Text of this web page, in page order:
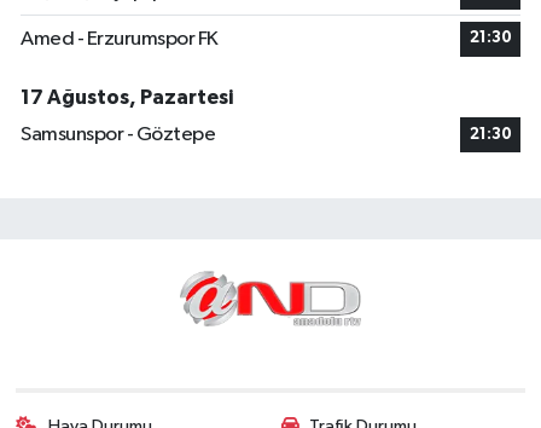
Amed - Erzurumspor FK 21:30
17 Ağustos, Pazartesi
Samsunspor - Göztepe
21:30